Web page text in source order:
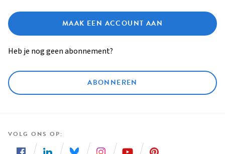
MAAK EEN ACCOUNT AAN
Heb je nog geen abonnement?
ABONNEREN
VOLG ONS OP